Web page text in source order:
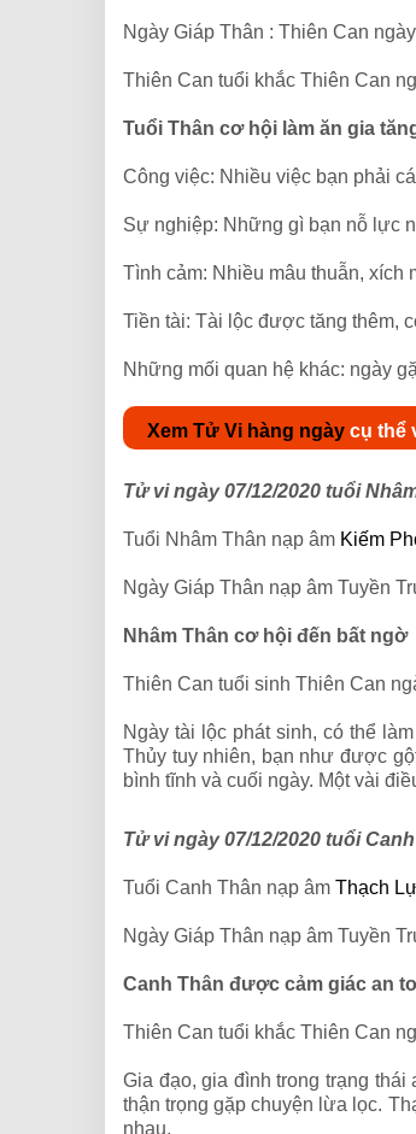
Ngày Giáp Thân : Thiên Can
Thiên Can tuổi khắc Thiên Can
Tuổi Thân cơ hội làm ăn gia
Công việc: Nhiều việc bạn phải
Sự nghiệp: Những gì bạn nỗ lực
Tình cảm: Nhiều mâu thuẫn,
Tiền tài: Tài lộc được tăng thêm,
Những mối quan hệ khác: ngày
Xem Tử Vi hàng ngày cụ thể
Tử vi ngày 07/12/2020 tuổi
Tuổi Nhâm Thân nạp âm Kiếm
Ngày Giáp Thân nạp âm Tuyền
Nhâm Thân cơ hội đến bất ngờ
Thiên Can tuổi sinh Thiên Can
Ngày tài lộc phát sinh, có thể
Thủy tuy nhiên, bạn như được
bình tĩnh và cuối ngày. Một vài
Tử vi ngày 07/12/2020 tuổi
Tuổi Canh Thân nạp âm Thạch
Ngày Giáp Thân nạp âm Tuyền
Canh Thân được cảm giác an
Thiên Can tuổi khắc Thiên Can
Gia đạo, gia đình trong trạng
thận trọng gặp chuyện lừa lọc.
nhau.